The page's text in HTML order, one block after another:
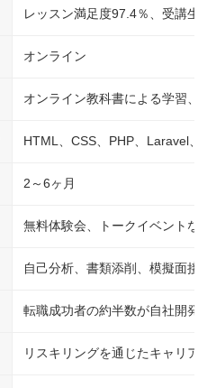
レッスン満足度97.4％、受講生
オンライン
オンライン教科書による学習、
HTML、CSS、PHP、Laravel、
2～6ヶ月
無料体験会、トークイベントなど
自己分析、書類添削、模擬面接
転職成功者の約半数が自社開発
リスキリングを通じたキャリア